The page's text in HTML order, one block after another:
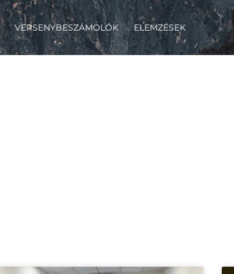
VERSENYBESZÁMOLÓK ELEMZÉSEK